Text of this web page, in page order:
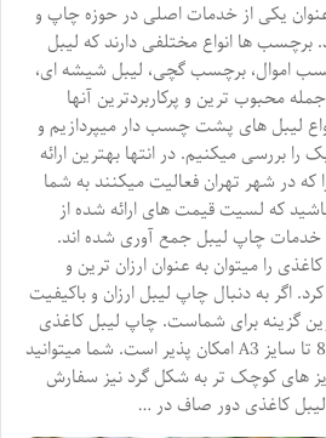
یکی از خدمات اصلی در حوزه چاپ و
ها انواع مختلفی دارند که لیبل
اموال، برچسب گچی، لیبل شیشه ای،
محبوب ترین و پرکاربردترین آنها
لیبل های پشت چسب دار میپردازیم و
سال 1403 هر یک را بررسی میکنیم. در انتها بهترین ارائه
در شهر تهران فعالیت میکنند به شما
که لسیت قیمت های ارائه شده از
خدمات چاپ لیبل جمع آوری شده اند.
را میتوان به عنوان ارزان ترین و
اگر به دنبال چاپ لیبل ارزان و باکیفیت
گزینه برای شماست. چاپ لیبل کاغذی
در فرم عمومی با ابعاد 4.5*8.5 تا سایز A3 امکان پذیر است. شما میتوانید
های کوچک تر به شکل گرد نیز سفارش
کاغذی دور صاف در …